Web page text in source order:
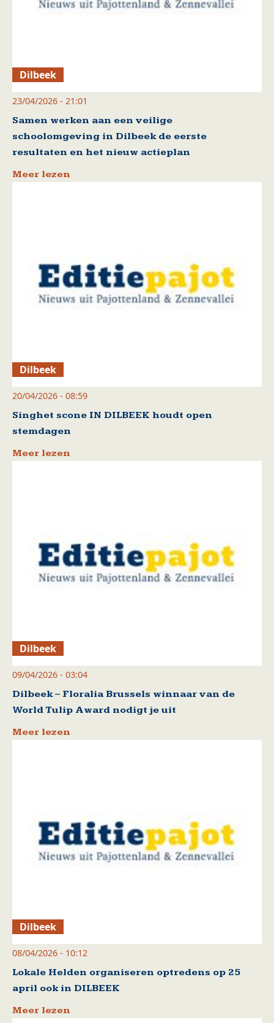
Dilbeek
23/04/2026 - 21:01
Samen werken aan een veilige
schoolomgeving in Dilbeek de eerste
resultaten en het nieuw actieplan
Meer lezen
Dilbeek
20/04/2026 - 08:59
Singhet scone IN DILBEEK houdt open
stemdagen
Meer lezen
Dilbeek
09/04/2026 - 03:04
Dilbeek – Floralia Brussels winnaar van de
World Tulip Award nodigt je uit
Meer lezen
Dilbeek
08/04/2026 - 10:12
Lokale Helden organiseren optredens op 25
april ook in DILBEEK
Meer lezen